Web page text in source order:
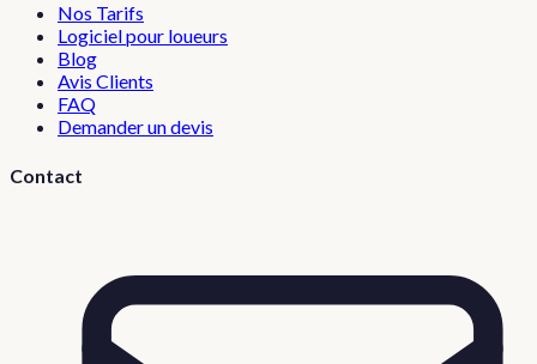
Nos Tarifs
Logiciel pour loueurs
Blog
Avis Clients
FAQ
Demander un devis
Contact